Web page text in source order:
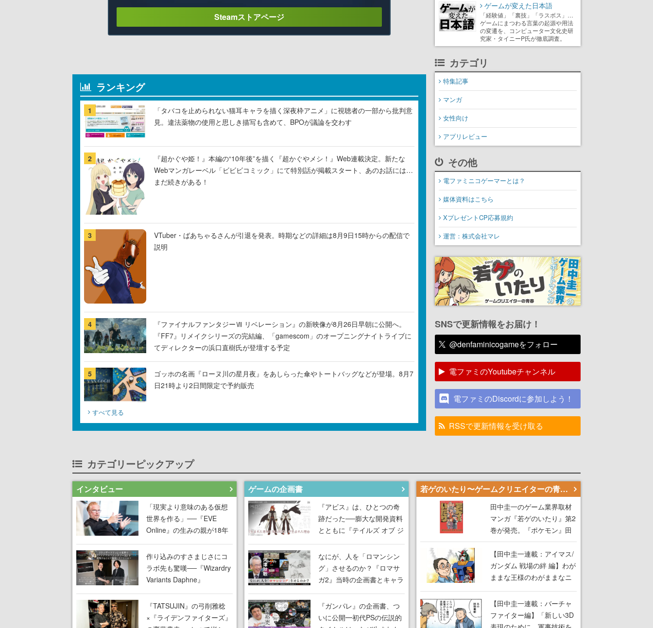
Steamストアページ
ランキング
1
「タバコを止められない猫耳キャラを描く深夜枠アニメ」に視聴者の一部から批判意
見。違法薬物の使用と思しき描写も含めて、BPOが議論を交わす
2
『超かぐや姫！』本編の“10年後”を描く『超かぐやメシ！』Web連載決定。新たな
Webマンガレーベル「ビビビコミック」にて特別話が掲載スタート、あのお話には…
まだ続きがある！
3
VTuber・ばあちゃるさんが引退を発表。時期などの詳細は8月9日15時からの配信で
説明
4
『ファイナルファンタジーⅦ リベレーション』の新映像が8月26日早朝に公開へ。
『FF7』リメイクシリーズの完結編、「gamescom」のオープニングナイトライブに
てディレクターの浜口直樹氏が登壇する予定
5
ゴッホの名画『ローヌ川の星月夜』をあしらった傘やトートバッグなどが登場。8月7
日21時より2日間限定で予約販売
すべて見る
ゲームが変えた日本語
「経験値」「裏技」「ラスボス」…
ゲームにまつわる言葉の起源や用法
の変遷を、コンピューター文化史研
究家・タイニーP氏が徹底調査。
カテゴリ
特集記事
マンガ
女性向け
アプリレビュー
その他
電ファミニコゲーマーとは？
媒体資料はこちら
XプレゼントCP応募規約
運営：株式会社マレ
SNSで更新情報をお届け！
@denfaminicogameをフォロー
電ファミのYoutubeチャンネル
電ファミのDiscordに参加しよう！
RSSで更新情報を受け取る
カテゴリーピックアップ
インタビュー
「現実より意味のある仮想
世界を作る」──『EVE
Online』の生みの親が18年
掲げ続ける”クレイジーな宣
言”は、比喩ではなく本気だ
った
作り込みのすさまじさにコ
ラボ先も驚嘆──『Wizardry
Variants Daphne』
×『FFXI』コラボが期間限
定なのにジョブもキャラも
武器も戦闘システムもワン
『TATSUJIN』の弓削雅稔
×『ライデンファイターズ』
ゲームの企画書
『アビス』は、ひとつの奇
跡だった──膨大な開発資料
とともに『テイルズ オブ ジ
アビス』開発陣に聞く、
「生まれた意味を知る
RPG」が生まれた理由【ゲ
ームの企画書】
なにが、人を「ロマンシン
グ」させるのか？『ロマサ
ガ2』当時の企画書とキャラ
設定画から迫る、河津秋敏
がRPGに生み出した「ロマ
ン」の正体とは【ゲームの
『ガンパレ』の企画書、つ
いに公開━初代PSの伝説的
若ゲのいたり〜ゲームクリエイターの青春〜
田中圭一のゲーム業界取材
マンガ『若ゲのいたり』第2
巻が発売。『ポケモン』田
尻智さん、『ゼビウス』遠
藤雅伸さんらの貴重なエピ
ソードを収録
【田中圭一連載：アイマス/
ガンダム 戦場の絆 編】わが
ままな王様のわがままなニ
ーズを満たす！──小山順一
朗が貫く姿勢に、ゲームク
リエイターとしての矜持を
見た【若ゲのいたり最終
【田中圭一連載：バーチャ
ファイター編】「新しい3D